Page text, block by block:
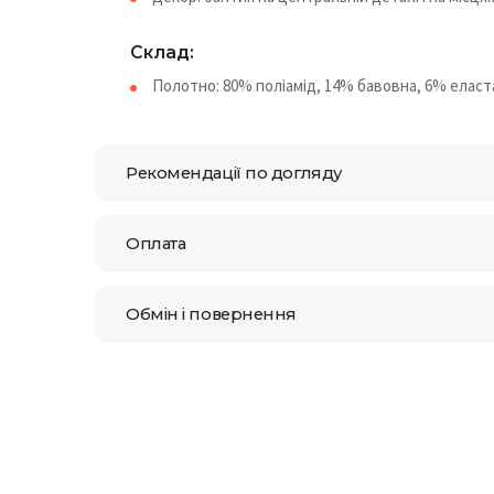
Склад:
Полотно: 80% поліамід, 14% бавовна, 6%
Рекомендації по догляду
Оплата
Обмін і повернення